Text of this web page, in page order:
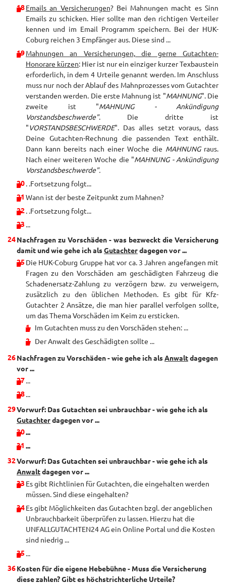
Emails an Versicherungen? Bei Mahnungen macht es Sinn
Emails zu schicken. Hier sollte man den richtigen Verteiler
kennen und im Email Programm speichern. Bei der HUK-
Coburg reichen 3 Empfänger aus. Diese sind ...
Mahnungen an Versicherungen, die gerne Gutachten-
Honorare kürzen: Hier ist nur ein einziger kurzer Texbaustein
erforderlich, in dem 4 Urteile genannt werden. Im Anschluss
muss nur noch der Ablauf des Mahnprozesses vom Gutachter
verstanden werden. Die erste Mahnung ist "MAHNUNG". Die
zweite ist "MAHNUNG - Ankündigung
Vorstandsbeschwerde". Die dritte ist
"VORSTANDSBESCHWERDE". Das alles setzt voraus, dass
Deine Gutachten-Rechnung die passenden Text enthält.
Dann kann bereits nach einer Woche die MAHNUNGraus.
Nach einer weiteren Woche die "MAHNUNG - Ankündigung
Vorstandsbeschwerde".
. .Fortsetzung folgt...
Wann ist der beste Zeitpunkt zum Mahnen?
. .Fortsetzung folgt...
...
Nachfragen zu Vorschäden - was bezweckt die Versicherung
damit und wie gehe ich alsGutachterdagegen vor ...
Die HUK-Coburg Gruppe hat vor ca. 3 Jahren angefangen mit
Fragen zu den Vorschäden am geschädigten Fahrzeug die
Schadenersatz-Zahlung zu verzögern bzw. zu verweigern,
zusätzlich zu den üblichen Methoden. Es gibt für Kfz-
Gutachter 2 Ansätze, die man hier parallel verfolgen sollte,
um das Thema Vorschäden im Keim zu ersticken.
Im Gutachten muss zu den Vorschäden stehen: ...
Der Anwalt des Geschädigten sollte ...
Nachfragen zu Vorschäden - wie gehe ich alsAnwaltdagegen
vor ...
...
...
Vorwurf: Das Gutachten sei unbrauchbar - wie gehe ich als
Gutachterdagegen vor ...
...
...
Vorwurf: Das Gutachten sei unbrauchbar - wie gehe ich als
Anwaltdagegen vor ...
Es gibt Richtlinien für Gutachten, die eingehalten werden
müssen. Sind diese eingehalten?
Es gibt Möglichkeiten das Gutachten bzgl. der angeblichen
Unbrauchbarkeit überprüfen zu lassen. Hierzu hat die
UNFALLGUTACHTEN24 AG ein Online Portal und die Kosten
sind niedrig ...
...
Kosten für die eigene Hebebühne - Muss die Versicherung
diese zahlen? Gibt es höchstrichterliche Urteile?